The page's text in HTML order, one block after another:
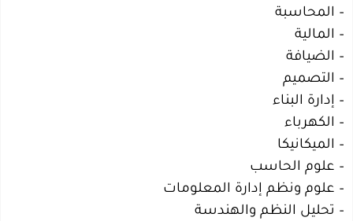
– المحاسبة
– المالية
– الضيافة
– التصميم
– إدارة البناء
– الكهرباء
– الميكانيكا
– علوم الحاسب
– علوم ونظم إدارة المعلومات
– تحليل النظم والهندسة